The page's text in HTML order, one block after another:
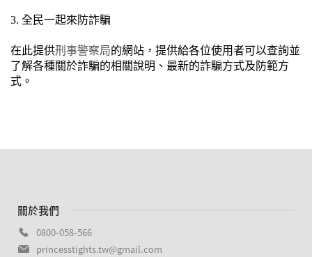
3. 全民一起來防詐騙
在此提供刑事警察局的網站，提供給各位使用者可以查詢並
了解各種關於詐騙的相關說明、最新的詐騙方式及防範方
式。
關於我們
0800-058-566
princesstights.tw@gmail.com